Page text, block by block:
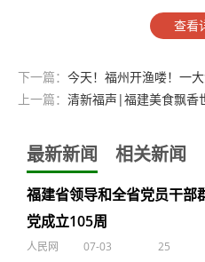
查看
下一篇： 今天！福州开渔喽！一
上一篇： 清新福声|福建美食飘香
最新新闻 相关新闻
福建省领导和全省党员干部
党成立105周
人民网 07-03 25